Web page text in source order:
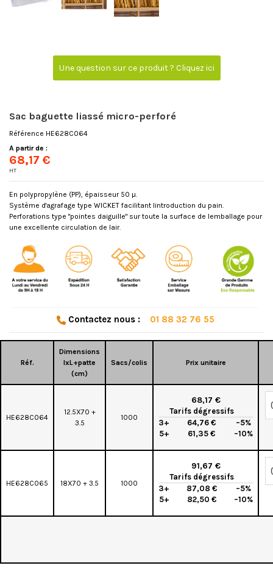
Une question sur ce produit ? Cliquez ici
Sac baguette liassé micro-perforé
Référence HE628C064
A partir de :
68,17 €
HT
En polypropylène (PP), épaisseur 50 µ.
Système d'agrafage type WICKET facilitant lintroduction du pain.
Perforations type "pointes daiguille" sur toute la surface de lemballage pour
une excellente circulation de lair.
Contactez nous : 01 88 32 76 55
Réf.
Dimensions
lxL+patte
(cm)
Sacs/colis Prix unitaire
HE628C064
12.5X70 +
3.5
1000
68,17 €
Tarifs dégressifs
3+
64,76 €
–5%
5+
61,35 € –10%
HE628C065 18X70 + 3.5 1000
91,67 €
Tarifs dégressifs
3+
87,08 €
–5%
5+
82,50 € –10%